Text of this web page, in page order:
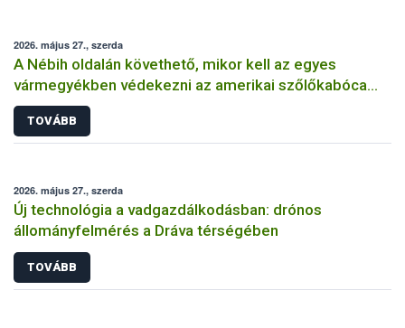
2026. május 27., szerda
A Nébih oldalán követhető, mikor kell az egyes
vármegyékben védekezni az amerikai szőlőkabóca
ellen
TOVÁBB
2026. május 27., szerda
Új technológia a vadgazdálkodásban: drónos
állományfelmérés a Dráva térségében
TOVÁBB